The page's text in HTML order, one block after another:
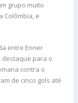
grupo muito
Colômbia, e
entre Enner
destaque para o
contra o
de cinco gols até